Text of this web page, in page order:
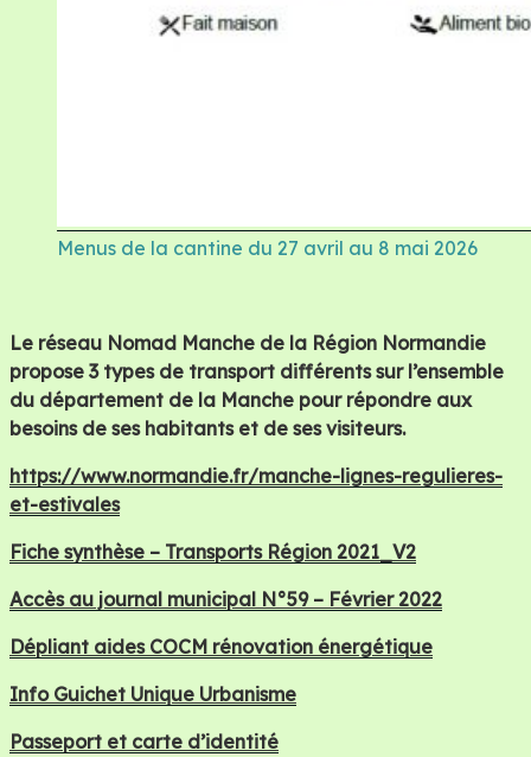
Menus de la cantine du 27 avril au 8 mai 2026
Le réseau Nomad Manche de la Région Normandie
propose 3 types de transport différents sur l’ensemble
du département de la Manche pour répondre aux
besoins de ses habitants et de ses visiteurs.
https://www.normandie.fr/manche-lignes-regulieres-
et-estivales
Fiche synthèse – Transports Région 2021_V2
Accès au journal municipal N°59 – Février 2022
Dépliant aides COCM rénovation énergétique
Info Guichet Unique Urbanisme
Passeport et carte d’identité